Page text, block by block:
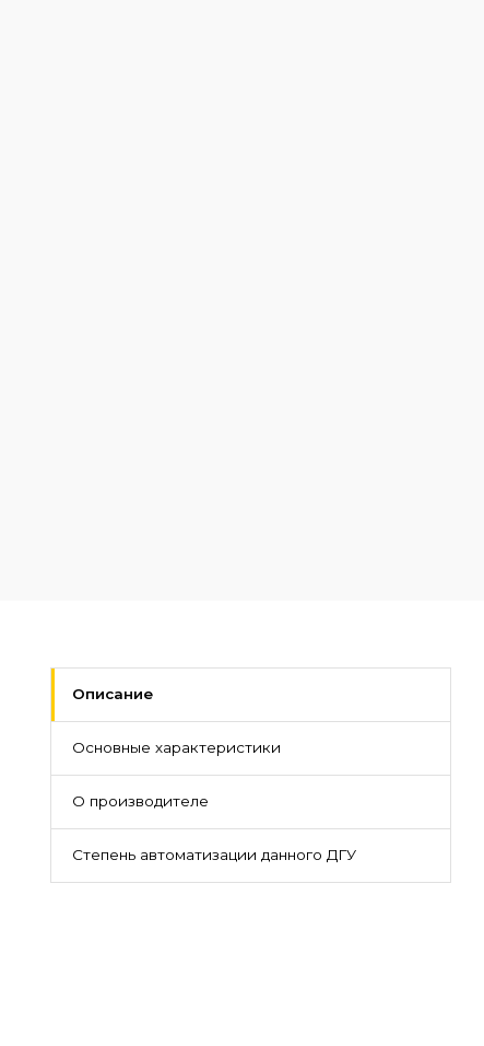
Описание
Основные характеристики
О производителе
Степень автоматизации данного ДГУ